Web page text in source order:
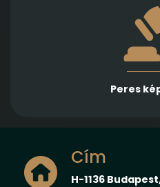
Peres
Több különböző
képviseletet első és
Cím
H-1136